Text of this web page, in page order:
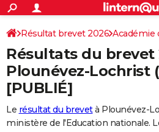
ACTUALITÉS
Politique
Société
Faits Divers
Education
Monde
Villes
+
SPORT
Coupe du monde 2026
Football
Tennis
Cyclisme
Rugby
Forum
CULTURE
Programme TV
TNT
Streaming
Cinéma
Sorties cinéma
Musique
+FINANCE
Retraite
Impôts
Epargne
Immobilier
Risques naturels par ville
Banque
Assurance
Crédit
AUTO
S'inscrire
Résultat brevet 2026 Académie
Résultats du brevet
Plounévez-Lochrist
[PUBLIÉ]
Le résultat du brevetà Plounévez-
ministère de l'Education nationale.